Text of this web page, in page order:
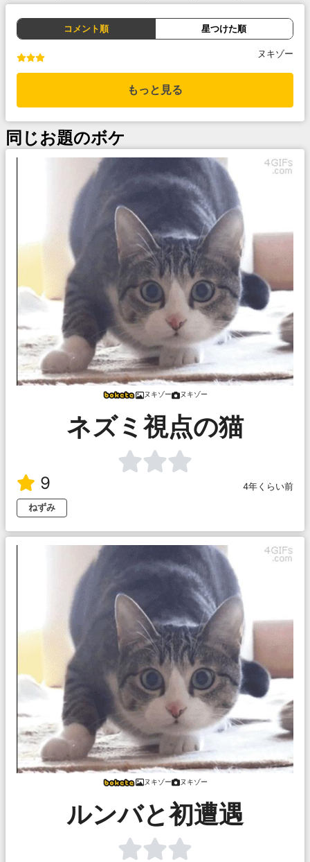
コメント順 星つけた順
ヌキゾー
もっと見る
同じお題のボケ
ヌキゾー ヌキゾー
ネズミ視点の猫
9
4年くらい前
ねずみ
ヌキゾー ヌキゾー
ルンバと初遭遇